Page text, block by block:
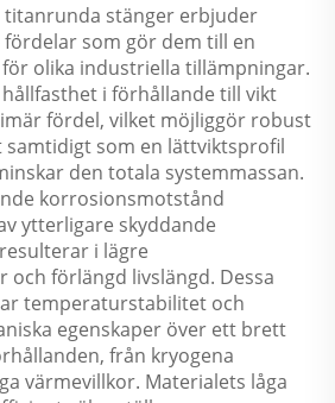
titanrunda stänger erbjuder
som gör dem till en
olika industriella tillämpningar.
i förhållande till vikt
fördel, vilket möjliggör robust
som en lättviktsprofil
den totala systemmassan.
korrosionsmotstånd
ytterligare skyddande
i lägre
och förlängd livslängd. Dessa
temperaturstabilitet och
egenskaper över ett brett
från kryogena
värmevillkor. Materialets låga